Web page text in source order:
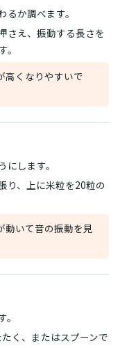
か調べます。
さえ、振動する長さを
高くなりやすいで
します。
り、上に米粒を20粒の
動いて音の振動を見
く、またはスプーンで